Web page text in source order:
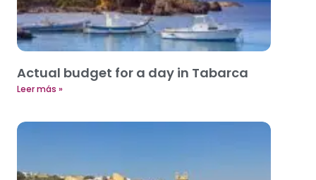
Actual budget for a day in Tabarca
Leer más »